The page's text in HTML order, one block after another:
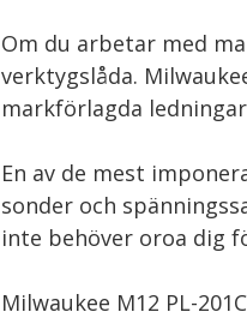
Om du arbetar med
verktygslåda.
markförlagda
En av de mest
sonder och
inte behöver oroa dig
Milwaukee M12 PL-